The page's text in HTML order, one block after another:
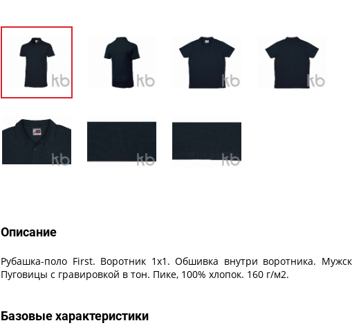
Описание
Рубашка-поло First. Воротник 1х1. Обшивка внутри воротника.
Пуговицы с гравировкой в тон. Пике, 100% хлопок. 160 г/м2.
Базовые характеристики